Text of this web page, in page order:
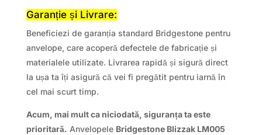
Garanție și Livrare:
Beneficiezi de garanția standard Bridgestone pentru
anvelope, care acoperă defectele de fabricație și
materialele utilizate. Livrarea rapidă și sigură direct
la ușa ta îți asigură că vei fi pregătit pentru iarnă în
cel mai scurt timp.
Acum, mai mult ca niciodată, siguranța ta este
prioritară. Anvelopele Bridgestone Blizzak LM005